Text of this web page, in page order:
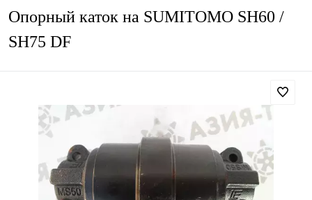
Опорный каток на SUMITOMO SH60 /
SH75 DF